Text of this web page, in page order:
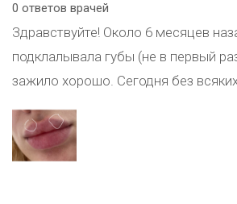
0 ответов врачей
Здравствуйте! Около 6 месяцев
подклалывала губы (не в первый
зажило хорошо. Сегодня без
появились то ли синячки, то ли
Они не болят, не опухли, но я очень
Почему это могло произойти? Это